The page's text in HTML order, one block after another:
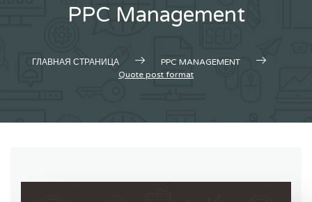
PPC Management
ГЛАВНАЯ СТРАНИЦА
PPC MANAGEMENT
Quote post format